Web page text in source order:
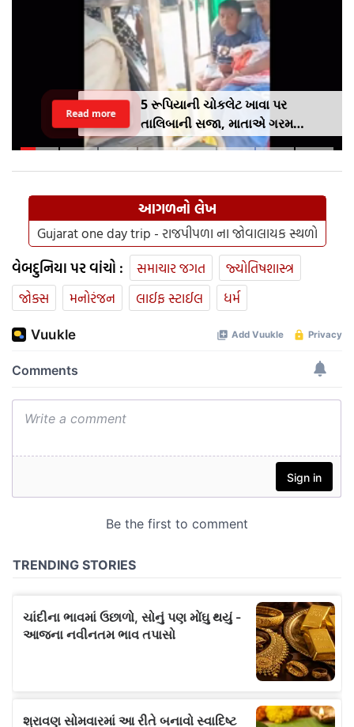
5 રૂપિયાની ચોકલેટ ખાવા પર
તાલિબાની સજા, માતાએ ગરમ
ચપ્પુથી પુત્રના પગમાં આપ્યો ડામ,
Read more
આગળનો લેખ
Gujarat one day trip - રાજપીપળા ના જોવાલાયક સ્થળો
વેબદુનિયા પર વાંચો : સમાચાર જગત
જ્યોતિષશાસ્ત્ર
જોક્સ
મનોરંજન લાઈફ સ્ટાઈલ ધર્મ